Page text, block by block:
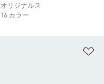
オリジナルス
16 カラー